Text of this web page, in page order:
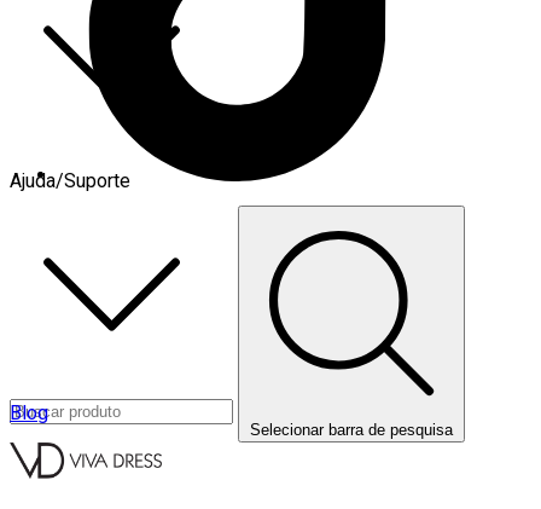
Ajuda/Suporte
Blog
Selecionar barra de pesquisa